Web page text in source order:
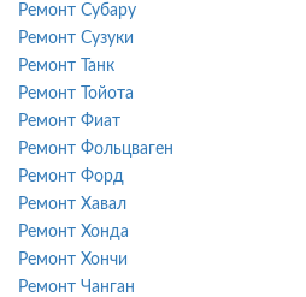
Ремонт Субару
Ремонт Сузуки
Ремонт Танк
Ремонт Тойота
Ремонт Фиат
Ремонт Фольцваген
Ремонт Форд
Ремонт Хавал
Ремонт Хонда
Ремонт Хончи
Ремонт Чанган